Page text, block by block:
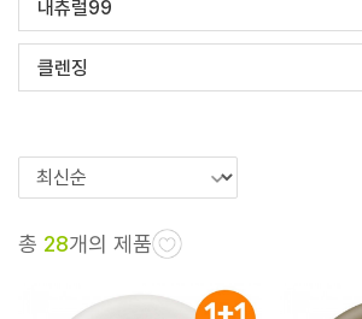
내츄럴99
클렌징
총 28개의 제품